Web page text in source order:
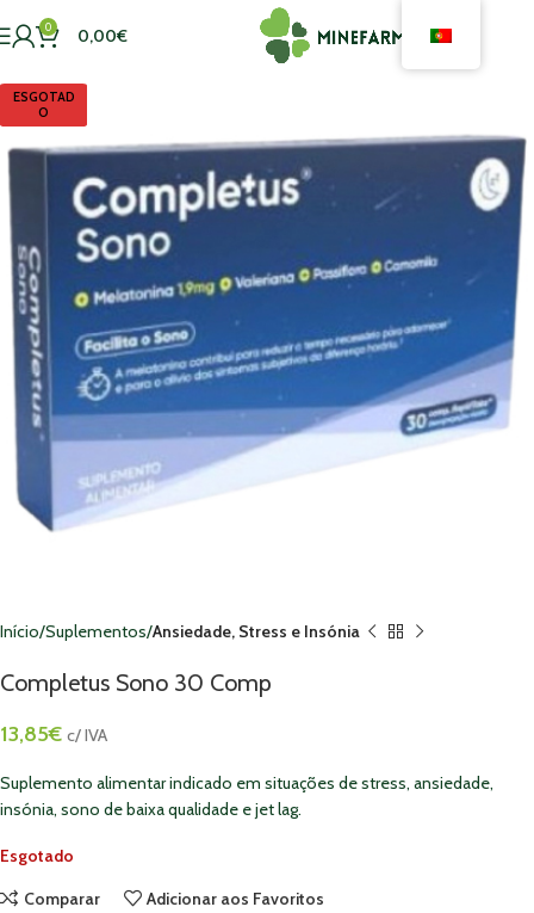
0 0,00€
ESGOTAD
O
Início Suplementos Ansiedade, Stress e Insónia
Completus Sono 30 Comp
13,85€ c/ IVA
Suplemento alimentar indicado em situações de stress, ansiedade,
insónia, sono de baixa qualidade e jet lag.
Esgotado
Comparar
Adicionar aos Favoritos